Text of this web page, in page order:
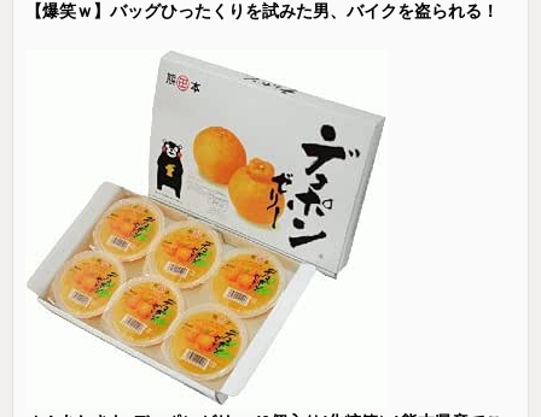
【爆笑ｗ】バッグひったくりを試みた男、バイクを盗られる！